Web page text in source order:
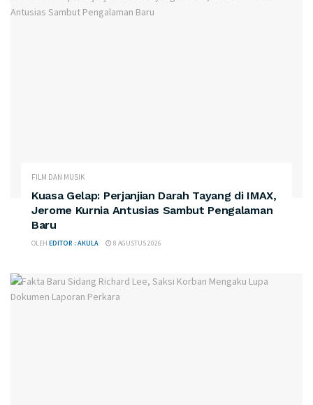
FILM DAN MUSIK
Kuasa Gelap: Perjanjian Darah Tayang di IMAX,
Jerome Kurnia Antusias Sambut Pengalaman
Baru
OLEH EDITOR : AKULA 8 AGUSTUS 2026